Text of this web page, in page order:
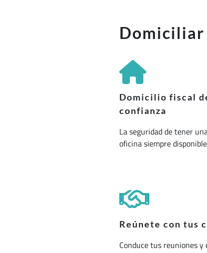
Domiciliar
Domicilio fiscal
confianza
La seguridad de tener
oficina siempre
Reúnete con tus
Conduce tus reuniones